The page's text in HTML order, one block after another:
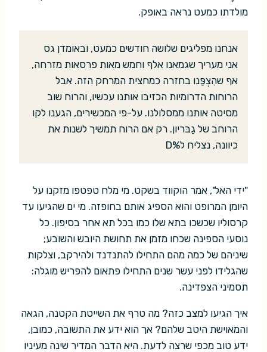
מולדתו כמעט נראה באופק.
אנחנו מפליגים שלושה חודשים כמעט, ובאומדן גס
אני מעריך שגמאנו אלף וחמש מאות פרסאות מזרחה,
אף שהִצְפַּנו בחזרה כמחצית המרחק הזה. אבל
הרוחות הדרומיות הכזיבו אותנו עכשיו, והרוח שוב
מסיטה אותנו ממסלולנו. על-פי המכשירים, הגענו לקו
הרוחב של גַבּריון. רק אם הרוח תמשיך לשנות את
כיוונה, נצליח ל%D
"ידי האל", אמר הוקווד בשקט. מי מלח טפטפו מזקנו על
היומן המרופט והוא הספיג אותם בחופזה. מי ים שהגיעו עד
קרסוליו שכשכו בתא שלו כמו בכל תא אחר בסיפון. כל
נוסעי הספינה שכחו מזמן את תחושת היובש והשובע;
שיניהם של כמה מהם התחילו להתנדנד ולהירקב, וצלקות
שהגלידו לפני עשר שנים התחילו פתאום להפריש מוגלה:
תסמיני הצפדינה.
איך הגיעו למצב כזה? מה טרף את השייטת הקטנה, הגאה
והמאוישת היטב שלהם? אך הוא ידע את התשובה, כמובן,
ידע טוב מכפי שרצה לדעת. היא הדבר המדיר שינה מעיניו